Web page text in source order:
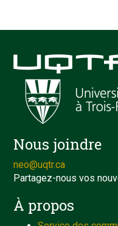
Nous joindre
neo@uqtr.ca
Partagez-nous vos
À propos